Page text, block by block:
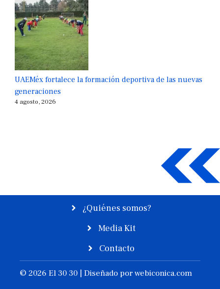
UAEMéx fortalece la formación deportiva de las nuevas
generaciones
4 agosto, 2026
¿Quiénes somos?
Media Kit
Contacto
© 2026 El 30 30 | Diseñado porwebiconica.com